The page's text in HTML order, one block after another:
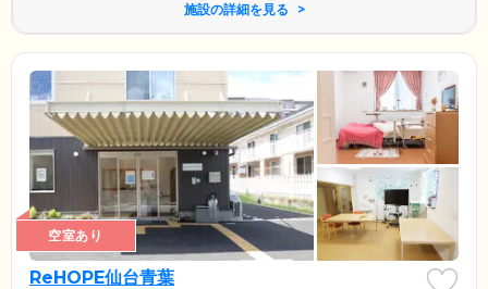
施設の詳細を見る
空室あり
ReHOPE仙台青葉